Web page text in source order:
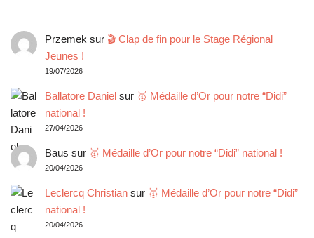
Przemek sur 🎬 Clap de fin pour le Stage Régional
Jeunes !
19/07/2026
Ballatore Danielsur 🥇 Médaille d’Or pour notre “Didi”
national !
27/04/2026
Baus sur 🥇 Médaille d’Or pour notre “Didi” national !
20/04/2026
Leclercq Christiansur 🥇 Médaille d’Or pour notre “Didi”
national !
20/04/2026